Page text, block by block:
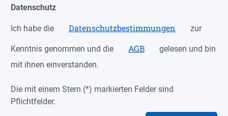
Datenschutz
Ich habe die Datenschutzbestimmungen zur
Kenntnis genommen und die AGB
gelesen und bin
mit ihnen einverstanden.
Die mit einem Stern (*) markierten Felder sind
Pflichtfelder.